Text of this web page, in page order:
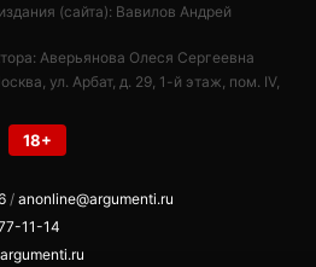
(сайта): Вавилов Андрей
Аверьянова Олеся Сергеевна
ул. Арбат, д. 29, 1-й этаж, пом. IV,
18+
/ anonline@argumenti.ru
11-14